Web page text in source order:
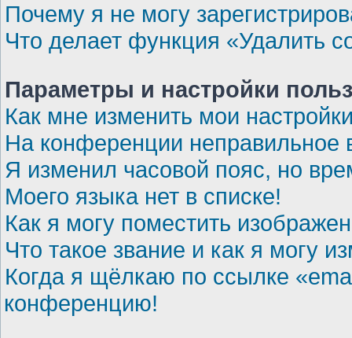
Почему я не могу
Что делает функция «Удалить
Параметры и настройки
Как мне изменить мои
На конференции неправильное
Я изменил часовой пояс, но
Моего языка нет в списке!
Как я могу поместить
Что такое звание и как я могу
Когда я щёлкаю по ссылке
конференцию!